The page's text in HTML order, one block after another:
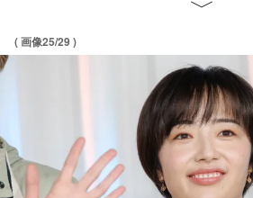
( 画像25/29 )